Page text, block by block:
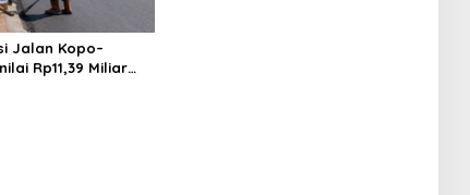
Jalan Kopo–
Rp11,39 Miliar